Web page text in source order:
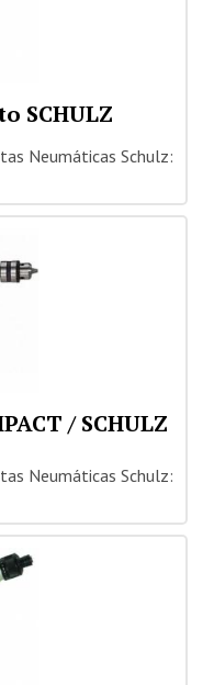
SCHULZ
Neumáticas Schulz:
/ SCHULZ
Neumáticas Schulz: